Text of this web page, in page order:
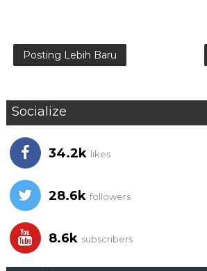
Posting Lebih Baru
Socialize
34.2k likes
28.6k followers
8.6k subscribers